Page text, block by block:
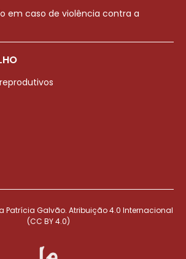
em caso de violência contra a
Patrícia Galvão. Atribuição 4.0 Internacional
(CC BY 4.0)